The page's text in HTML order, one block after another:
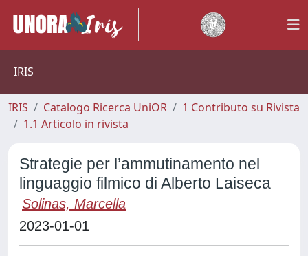
IRIS
IRIS Catalogo Ricerca UniOR
1 Contributo su Rivista
1.1 Articolo in rivista
Strategie per l’ammutinamento nel
linguaggio filmico di Alberto Laiseca
Solinas, Marcella
2023-01-01